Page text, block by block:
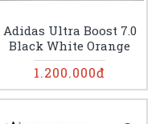
Adidas Ultra Boost 7.0
Black White Orange
1.200.000đ